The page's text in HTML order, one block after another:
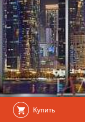
Купить